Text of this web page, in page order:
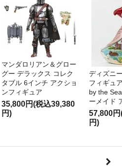
マンダロリアン＆グロー
グー デラックス コレク
タブル 6インチ アクショ
ンフィギュア
35,800円(税込39,380
円)
ディズニ
フィギュ
by the
ーメイド
57,800
円)